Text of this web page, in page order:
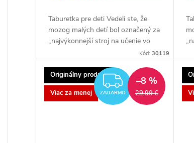
t
o
v
k
Taburetka pre deti Vedeli ste, že
mozog malých detí bol označený za
„najvýkonnejší stroj na učenie vo
vesmíre“? Takmer okamžite po
sa...
Kód:30119
Originálny produkt
Viac za menej
ZADARMO
ZADARMO 29,99 €
–8 %